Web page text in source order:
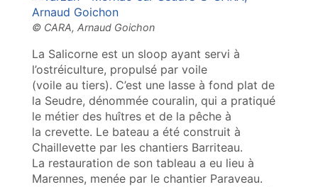
La Salicorne est un sloop ayant servi à
l’ostréiculture, propulsé par voile
(voile au tiers). C’est une lasse à fond plat de
la Seudre, dénommée couralin, qui a pratiqué
le métier des huîtres et de la pêche à
la crevette. Le bateau a été construit à
Chaillevette par les chantiers Barriteau.
La restauration de son tableau a eu lieu à
Marennes, menée par le chantier Paraveau.